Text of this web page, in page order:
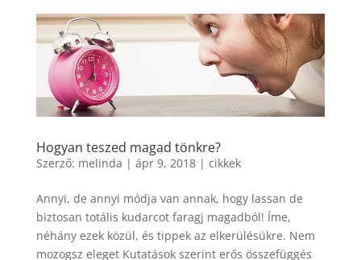
Hogyan teszed magad tönkre?
Szerző: melinda | ápr 9, 2018| cikkek
Annyi, de annyi módja van annak, hogy lassan de
biztosan totális kudarcot faragj magadból! Íme,
néhány ezek közül, és tippek az elkerülésükre. Nem
mozogsz eleget Kutatások szerint erős összefüggés